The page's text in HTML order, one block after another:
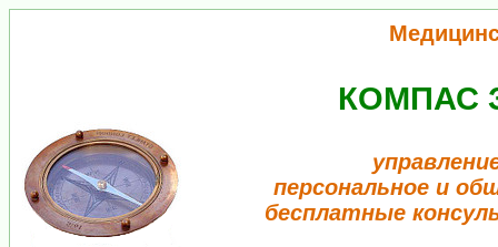
КОМПАС
персональное и
бесплатные